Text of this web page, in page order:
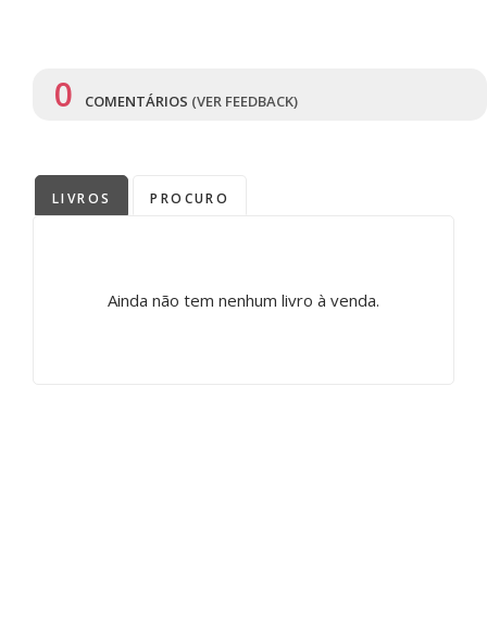
0 COMENTÁRIOS (VER FEEDBACK)
LIVROS PROCURO
Ainda não tem nenhum livro à venda.